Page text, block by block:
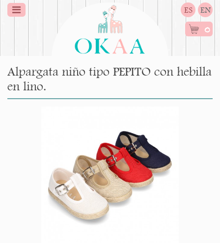
ES EN
0
Alpargata niño tipo PEPITO con hebilla
en lino.